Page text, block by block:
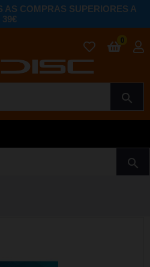
AS COMPRAS SUPERIORES A
39€
search
0
search